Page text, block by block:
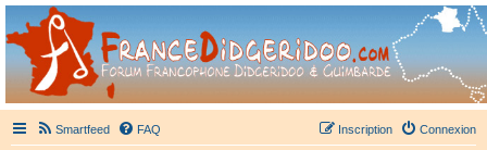
France Didgeridoo
Didgeridoo et Guimbarde sur France Didgeridoo - retrouvez la communauté.
Smartfeed FAQ Connexion
Inscription